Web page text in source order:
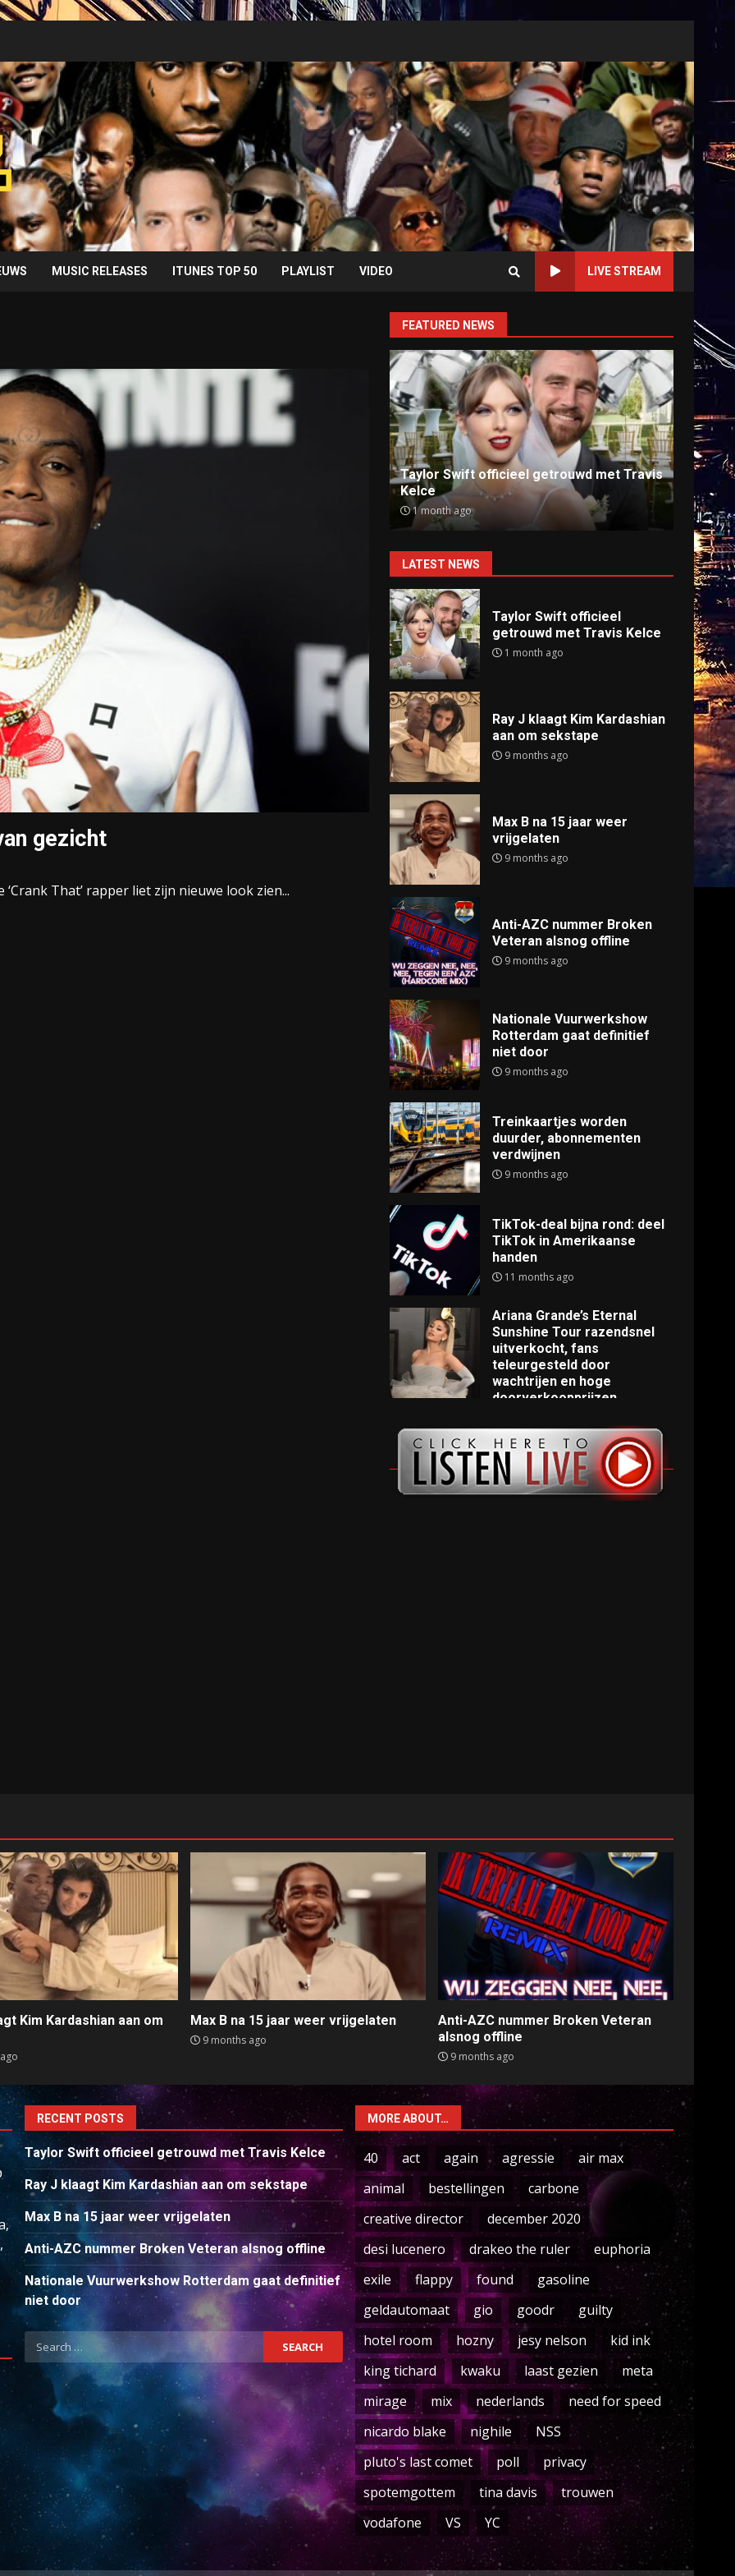
MUSIC RELEASES ITUNES TOP 50 PLAYLIST VIDEO LIVE STREAM
gezicht
That’ rapper liet zijn nieuwe look zien...
FEATURED NEWS
Taylor Swift officieel getrouwd met Travis
Kelce
Ray J klaagt Kim Kardashian aan om
sekstape
9 months ago
Anti-
9
LATEST NEWS
Taylor Swift officieel
getrouwd met Travis Kelce
1 month ago
Ray J klaagt Kim Kardashian
aan om sekstape
9 months ago
Max B na 15 jaar weer
vrijgelaten
9 months ago
Anti-AZC nummer Broken
Veteran alsnog offline
9 months ago
Nationale Vuurwerkshow
Rotterdam gaat definitief
niet door
9 months ago
Treinkaartjes worden
duurder, abonnementen
verdwijnen
9 months ago
TikTok-deal bijna rond: deel
TikTok in Amerikaanse
handen
11 months ago
Ariana Grande’s Eternal
Sunshine Tour razendsnel
uitverkocht, fans
teleurgesteld door
wachtrijen en hoge
doorverkoopprijzen
Kim Kardashian aan om
Max B na 15 jaar weer vrijgelaten
9 months ago
Anti-AZC nummer Broken Veteran
alsnog offline
9 months ago
RECENT POSTS
Taylor Swift officieel getrouwd met Travis Kelce
Ray J klaagt Kim Kardashian aan om sekstape
Max B na 15 jaar weer vrijgelaten
Anti-AZC nummer Broken Veteran alsnog offline
Nationale Vuurwerkshow Rotterdam gaat definitief
niet door
Search
for:
MORE ABOUT…
40 act again agressie
air max
animal
bestellingen
carbone
creative director
december 2020
desi lucenero
drakeo the ruler
euphoria
exile
flappy found
gasoline
geldautomaat
gio goodr
guilty
hotel room
hozny jesy nelson
kid ink
king tichard
kwaku laast gezien
meta
mirage
mix nederlands
need for speed
nicardo blake
nighile
NSS
pluto's last comet
poll
privacy
spotemgottem
tina davis
trouwen
vodafone
VS YC